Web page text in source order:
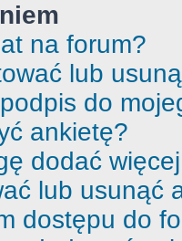
na forum?
lub
do
ankietę?
dodać
lub usunąć
dostępu do